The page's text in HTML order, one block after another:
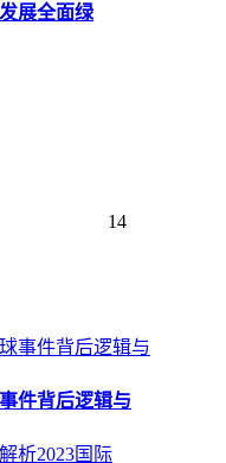
展全面绿
14
件背后逻辑与